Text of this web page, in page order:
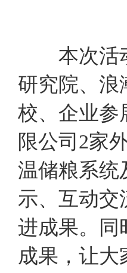
本次活动
研究院、浪
校、企业参
限公司2家
温储粮系统
示、互动交
进成果。同
成果，让